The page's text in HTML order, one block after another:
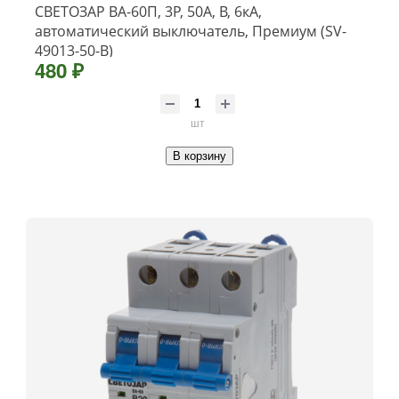
СВЕТОЗАР ВА-60П, 3P, 50А, B, 6кА,
автоматический выключатель, Премиум (SV-
49013-50-B)
480 ₽
шт
В корзину